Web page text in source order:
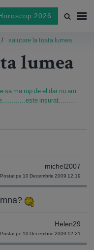
2026
salutare la toata lumea
lumea
sa ma rup de el dar nu am
insurat.........
michel2007
Postat pe 10 Decembrie 2009 12:19
Helen29
Postat pe 10 Decembrie 2009 12:21